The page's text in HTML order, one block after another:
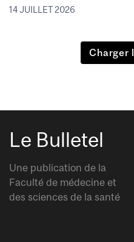
14 JUILLET 2026
Charger
Le Bulletel
Une publication de la
Faculté de médecine et
des sciences de la santé